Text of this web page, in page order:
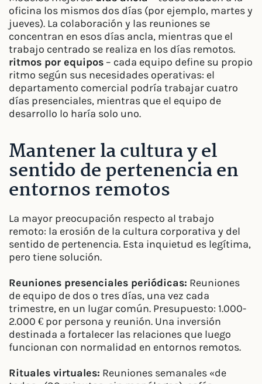
oficina los mismos dos días (por ejemplo, martes y
jueves). La colaboración y las reuniones se
concentran en esos días ancla, mientras que el
trabajo centrado se realiza en los días remotos.
ritmos por equipos – cada equipo define su propio
ritmo según sus necesidades operativas: el
departamento comercial podría trabajar cuatro
días presenciales, mientras que el equipo de
desarrollo lo haría solo uno.
Mantener la cultura y el
sentido de pertenencia en
entornos remotos
La mayor preocupación respecto al trabajo
remoto: la erosión de la cultura corporativa y del
sentido de pertenencia. Esta inquietud es legítima,
pero tiene solución.
Reuniones presenciales periódicas: Reuniones
de equipo de dos o tres días, una vez cada
trimestre, en un lugar común. Presupuesto: 1.000-
2.000 € por persona y reunión. Una inversión
destinada a fortalecer las relaciones que luego
funcionan con normalidad en entornos remotos.
Rituales virtuales: Reuniones semanales «de